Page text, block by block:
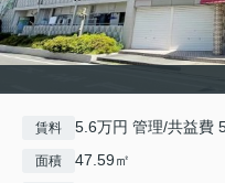
賃料 5.6万円 管理/共益費
面積 47.59㎡